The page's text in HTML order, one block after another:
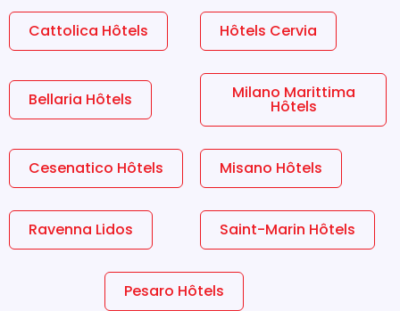
Cattolica Hôtels Hôtels Cervia
Bellaria Hôtels Milano Marittima
Hôtels
Cesenatico Hôtels Misano Hôtels
Ravenna Lidos Saint-Marin Hôtels
Pesaro Hôtels